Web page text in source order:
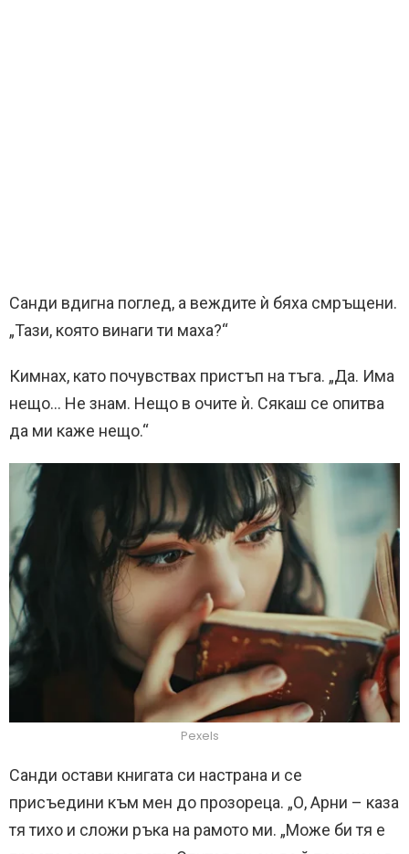
Санди вдигна поглед, а веждите ѝ бяха смръщени.
„Тази, която винаги ти маха?“
Кимнах, като почувствах пристъп на тъга. „Да. Има
нещо… Не знам. Нещо в очите ѝ. Сякаш се опитва
да ми каже нещо.“
Pexels
Санди остави книгата си настрана и се
присъедини към мен до прозореца. „О, Арни – каза
тя тихо и сложи ръка на рамото ми. „Може би тя е